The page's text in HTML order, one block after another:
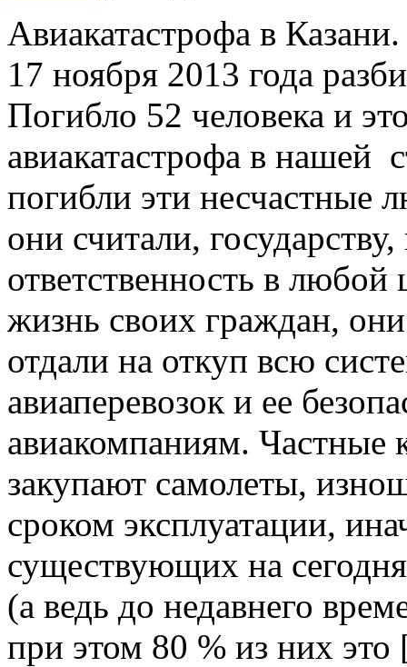
Авиакатастрофа в
17 ноября 2013 года
Погибло 52 человека и
авиакатастрофа в нашей
погибли эти несчастные
они считали,
ответственность в любой
жизнь своих граждан,
отдали на откуп всю
авиаперевозок и ее
авиакомпаниям.
закупают самолеты,
сроком эксплуатации,
существующих на
(а ведь до недавнего
при этом 80 % из них